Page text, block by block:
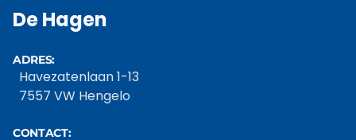
De Hagen
ADRES:
Havezatenlaan 1-13
7557 VW Hengelo
CONTACT: